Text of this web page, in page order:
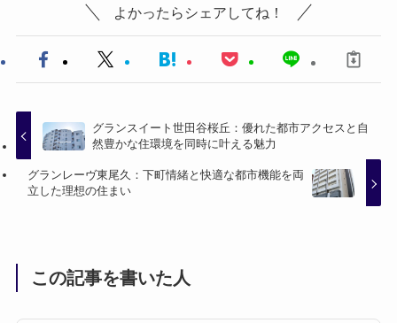
よかったらシェアしてね！
グランスイート世田谷桜丘：優れた都市アクセスと自
然豊かな住環境を同時に叶える魅力
グランレーヴ東尾久：下町情緒と快適な都市機能を両
立した理想の住まい
この記事を書いた人